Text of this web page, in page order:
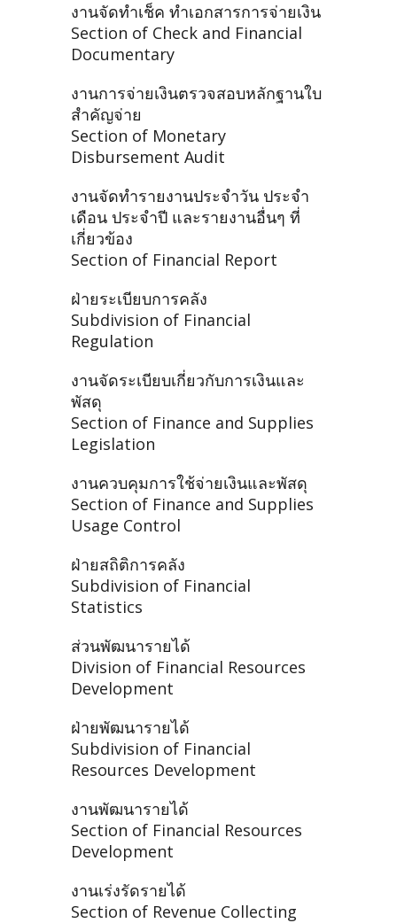
งานจัดทำเช็ค ทำเอกสารการจ่ายเงิน
Section of Check and Financial
Documentary
งานการจ่ายเงินตรวจสอบหลักฐานใบ
สำคัญจ่าย
Section of Monetary
Disbursement Audit
งานจัดทำรายงานประจำวัน ประจำ
เดือน ประจำปี และรายงานอื่นๆ ที่
เกี่ยวข้อง
Section of Financial Report
ฝ่ายระเบียบการคลัง
Subdivision of Financial
Regulation
งานจัดระเบียบเกี่ยวกับการเงินและ
พัสดุ
Section of Finance and Supplies
Legislation
งานควบคุมการใช้จ่ายเงินและพัสดุ
Section of Finance and Supplies
Usage Control
ฝ่ายสถิติการคลัง
Subdivision of Financial
Statistics
ส่วนพัฒนารายได้
Division of Financial Resources
Development
ฝ่ายพัฒนารายได้
Subdivision of Financial
Resources Development
งานพัฒนารายได้
Section of Financial Resources
Development
งานเร่งรัดรายได้
Section of Revenue Collecting